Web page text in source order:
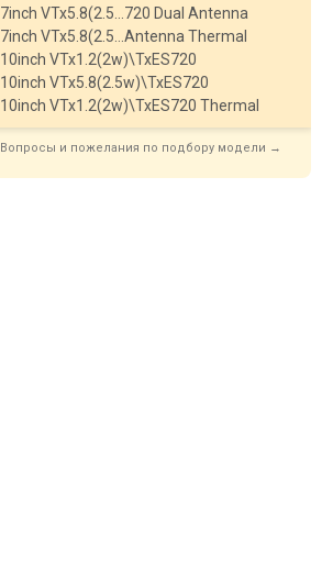
7inch VTx5.8(2.5…720 Dual Antenna
7inch VTx5.8(2.5…Antenna Thermal
10inch VTx1.2(2w)\TxES720
10inch VTx5.8(2.5w)\TxES720
10inch VTx1.2(2w)\TxES720 Thermal
Вопросы и пожелания по подбору модели →